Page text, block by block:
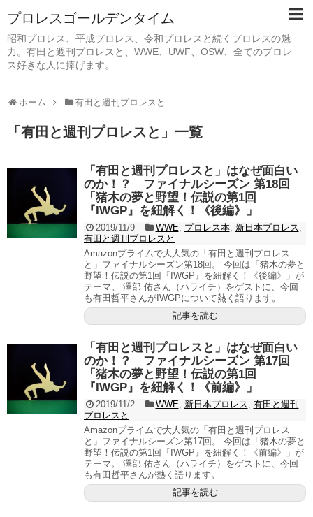
プロレスゴールデンタイム
昭和プロレス、平成プロレス、令和プロレスと続くプロレスの魅
力。有田と週刊プロレスと、WWE、UWF、OSW、全てのプロレ
ス好きな人に捧げます。
ホーム 有田と週刊プロレスと
「 有田と週刊プロレスと 」 一覧
「有田と週刊プロレスと」はなぜ面白い
のか！？ ファイナルシーズン 第18回
「猪木の夢と野望！伝説の第1回
『IWGP』を紐解く！《後編》」
2019/11/9 WWE, プロレス本, 新日本プロレス,
有田と週刊プロレスと
Amazonプライムで大人気の「有田と週刊プロレス
と」ファイナルシーズン第18回。 今回は「猪木の夢と
野望！伝説の第1回『IWGP』を紐解く！《後編》」が
テーマ。 澤部 佑さん（ハライチ）をゲストに、今回
も有田哲平さんがIWGPについて熱く語ります。
記事を読む
「有田と週刊プロレスと」はなぜ面白い
のか！？ ファイナルシーズン 第17回
「猪木の夢と野望！伝説の第1回
『IWGP』を紐解く！《前編》」
2019/11/2 WWE, 新日本プロレス, 有田と週刊
プロレスと
Amazonプライムで大人気の「有田と週刊プロレス
と」ファイナルシーズン第17回。 今回は「猪木の夢と
野望！伝説の第1回『IWGP』を紐解く！《前編》」が
テーマ。 澤部 佑さん（ハライチ）をゲストに、今回
も有田哲平さんが熱く語ります。
記事を読む